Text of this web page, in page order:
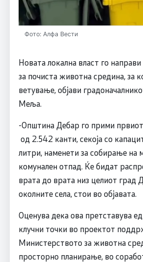
Фото: Алфа Вести
Новата локална власт го
за почиста животна средина, за
ветување, објави
Меља.
-Општина Дебар го прими
од 2.542 канти, секоја со
литри, наменети за собирање на
комунален отпад. Ќе бидат
врата до врата низ целиот град
околните села, стои во објавата.
Оценува дека ова претставува
клучни точки во проектот
Министерството за животна
просторно планирање, во